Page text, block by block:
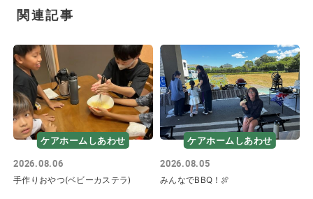
関連記事
ケアホームしあわせ
2026.08.06
手作りおやつ(ベビーカステラ)
ケアホームしあわせ
2026.08.05
みんなでBBQ！🍖